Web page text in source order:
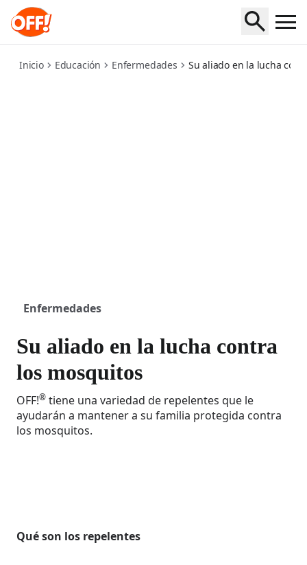
protect-your-family-from-mosquitoes
Inicio Educación Enfermedades Su aliado en la lucha
Enfermedades
Su aliado en la lucha contra
los mosquitos
OFF!® tiene una variedad de repelentes que le
ayudarán a mantener a su familia protegida contra
los mosquitos.
Qué son los repelentes